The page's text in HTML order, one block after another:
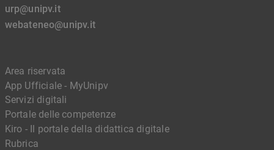
urp@unipv.it
webateneo@unipv.it
Area riservata
App Ufficiale - MyUnipv
Servizi digitali
Portale delle competenze
Kiro - Il portale della didattica digitale
Rubrica